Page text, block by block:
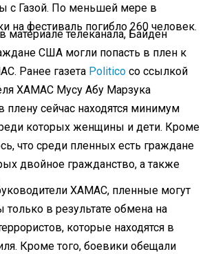
с Газой. По меньшей мере в
на фестиваль погибло 260 человек.
материале телеканала, Байден
США могли попасть в плен к
Ранее газета Politicoсо ссылкой
ХАМАС Мусу Абу Марзука
плену сейчас находятся минимум
которых женщины и дети. Кроме
что среди пленных есть граждане
двойное гражданство, а также
ХАМАС, пленные могут
в результате обмена на
которые находятся в
Кроме того, боевики обещали